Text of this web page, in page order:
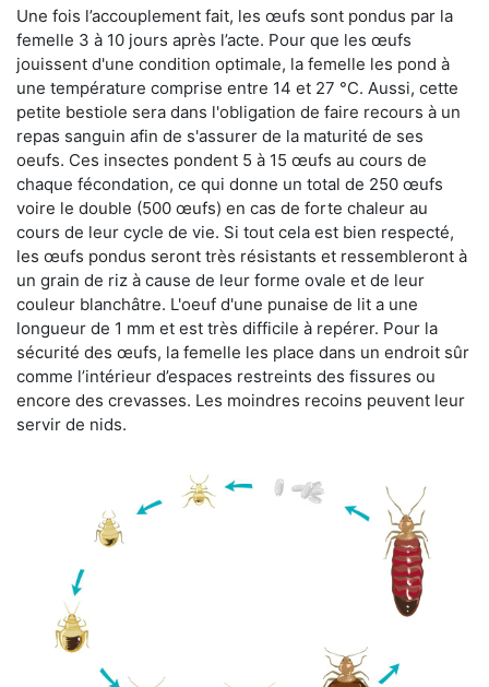
Une fois l’accouplement fait, les œufs sont pondus par la
femelle 3 à 10 jours après l’acte. Pour que les œufs
jouissent d'une condition optimale, la femelle les pond à
une température comprise entre 14 et 27 °C. Aussi, cette
petite bestiole sera dans l'obligation de faire recours à un
repas sanguin afin de s'assurer de la maturité de ses
oeufs. Ces insectes pondent 5 à 15 œufs au cours de
chaque fécondation, ce qui donne un total de 250 œufs
voire le double (500 œufs) en cas de forte chaleur au
cours de leur cycle de vie. Si tout cela est bien respecté,
les œufs pondus seront très résistants et ressembleront à
un grain de riz à cause de leur forme ovale et de leur
couleur blanchâtre. L'oeuf d'une punaise de lit a une
longueur de 1 mm et est très difficile à repérer. Pour la
sécurité des œufs, la femelle les place dans un endroit sûr
comme l’intérieur d’espaces restreints des fissures ou
encore des crevasses. Les moindres recoins peuvent leur
servir de nids.